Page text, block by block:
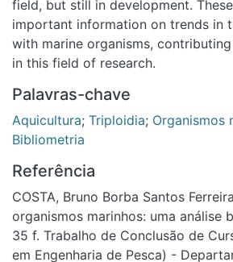
Referência
COSTA, Bruno Borba Santos Ferreira.
organismos marinhos: uma análise
Engenharia de Pesca) - Departamento
Aquicultura, Universidade Federal Rural
Recife, 2022.
URI
https://repository.ufrpe.br/handle/
Identificador dARK
https://n2t.net/ark:/57462/